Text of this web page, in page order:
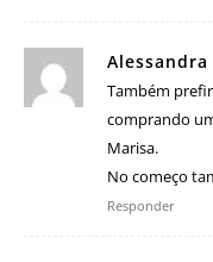
Também
comprando
Marisa.
No começo
Responder